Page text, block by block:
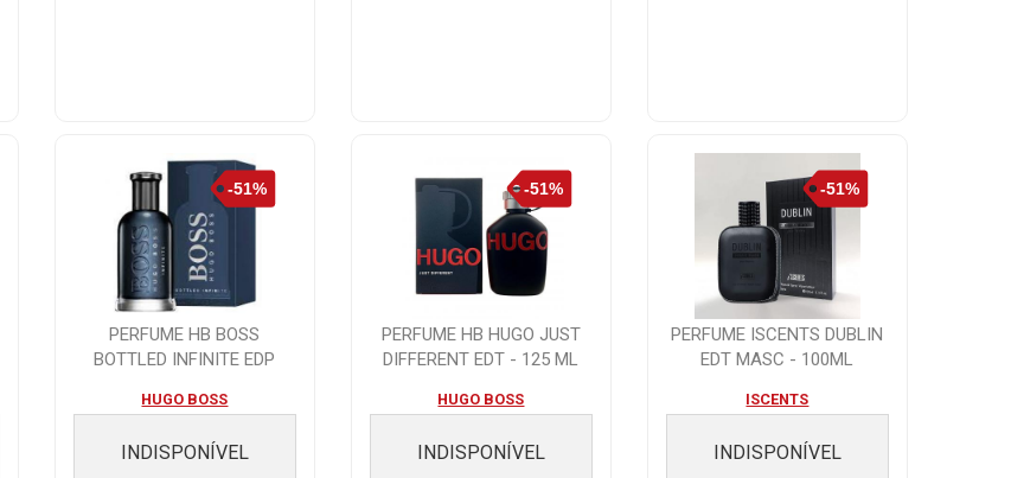
PERFUME HB BOSS
BOTTLED INFINITE EDP
HUGO BOSS
INDISPONÍVEL
PERFUME HB HUGO JUST
DIFFERENT EDT - 125 ML
HUGO BOSS
INDISPONÍVEL
PERFUME ISCENTS DUBLIN
EDT MASC - 100ML
ISCENTS
INDISPONÍVEL